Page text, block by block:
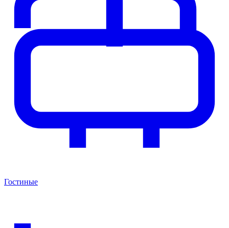
Гостиные